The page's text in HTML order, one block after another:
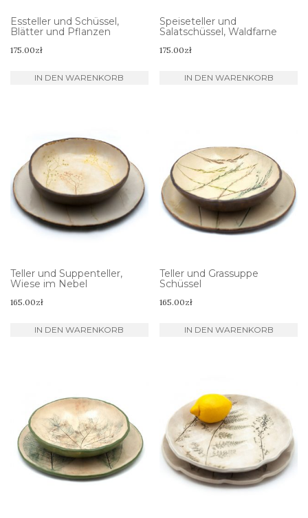
Essteller und Schüssel,
Blätter und Pflanzen
175.00zł
IN DEN WARENKORB
Speiseteller und
Salatschüssel, Waldfarne
175.00zł
IN DEN WARENKORB
Teller und Suppenteller,
Wiese im Nebel
165.00zł
IN DEN WARENKORB
Teller und Grassuppe
Schüssel
165.00zł
IN DEN WARENKORB